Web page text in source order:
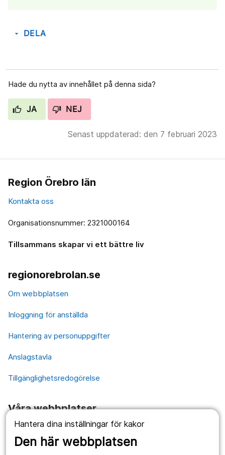
Hantera dina inställningar för kakor
Den här webbplatsen
arrow_drop_down DELA
Hade du nytta av innehållet på denna sida?
JA NEJ
Senast uppdaterad: den 7 februari 2023
Region Örebro län
Kontakta oss
Organisationsnummer: 2321000164
Tillsammans skapar vi ett bättre liv
regionorebrolan.se
Om webbplatsen
Inloggning för anställda
Hantering av personuppgifter
Anslagstavla
Tillgänglighetsredogörelse
Våra webbplatser
1177.se
Länstrafiken